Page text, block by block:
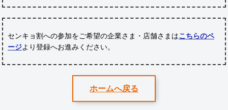
センキョ割への参加をご希望の企業さま・店舗さまはこちらのペ
ージより登録へお進みください。
ホームへ戻る